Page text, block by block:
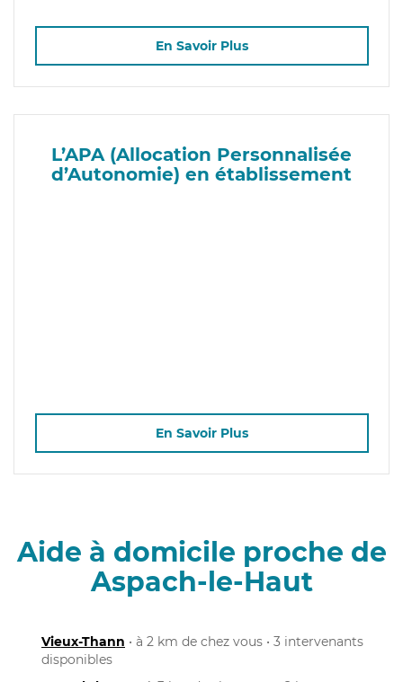
En Savoir Plus
L’APA (Allocation Personnalisée
d’Autonomie) en établissement
En Savoir Plus
Aide à domicile proche de
Aspach-le-Haut
Vieux-Thann • à 2 km de chez vous • 3 intervenants
disponibles